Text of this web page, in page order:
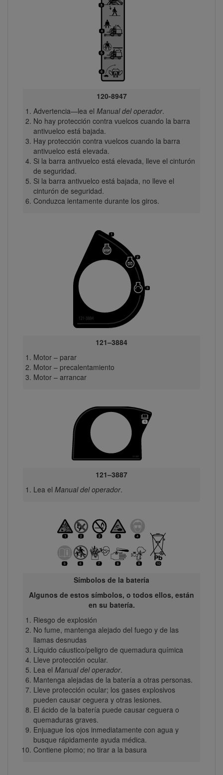
120-8947
Advertencia—lea el Manual del operador.
No hay protección contra vuelcos cuando la barra
antivuelco está bajada.
Hay protección contra vuelcos cuando la barra
antivuelco está elevada.
Si la barra antivuelco está elevada, lleve el cinturón
de seguridad.
Si la barra antivuelco está bajada, no lleve el
cinturón de seguridad.
Conduzca lentamente durante los giros.
121–3884
Motor – parar
Motor – precalentamiento
Motor – arrancar
121–3887
Lea el Manual del operador.
Símbolos de la batería
Algunos de estos símbolos, o todos ellos, están
en su batería.
Riesgo de explosión
No fume, mantenga alejado del fuego y de las
llamas desnudas
Líquido cáustico/peligro de quemadura química
Lleve protección ocular.
Lea el Manual del operador.
Mantenga alejadas de la batería a otras personas.
Lleve protección ocular; los gases explosivos
pueden causar ceguera y otras lesiones.
El ácido de la batería puede causar ceguera o
quemaduras graves.
Enjuague los ojos inmediatamente con agua y
busque rápidamente ayuda médica.
Contiene plomo; no tirar a la basura